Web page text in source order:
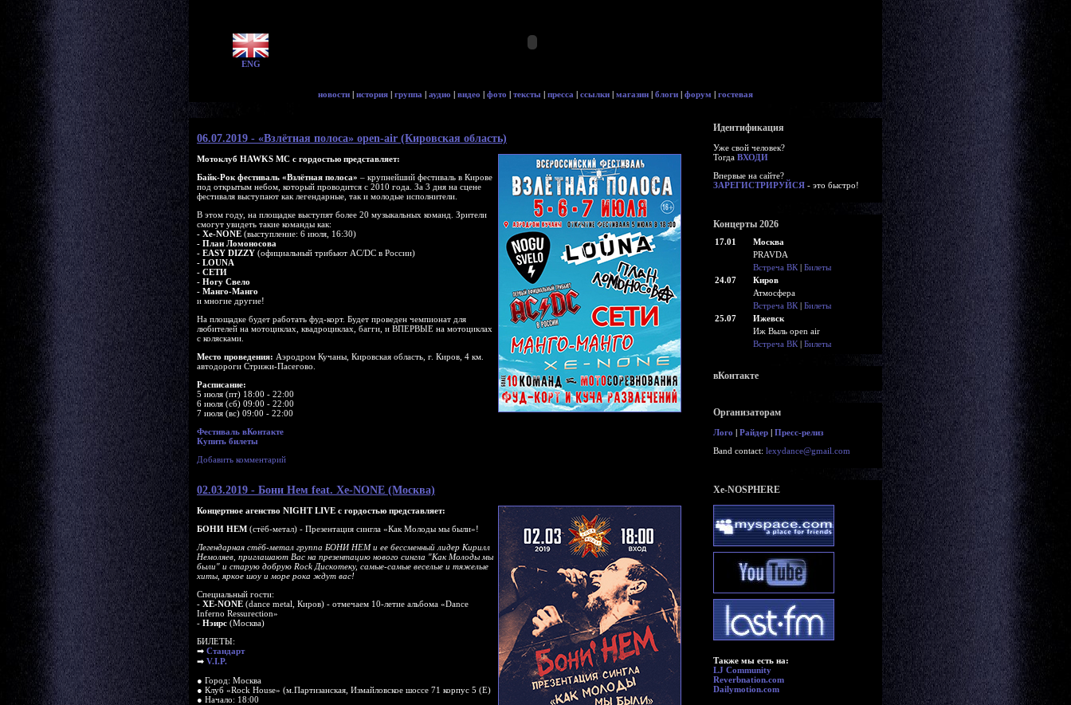
ENG
новости | история | группа | аудио | видео | фото | тексты | пресса | ссылки | магазин | блоги | форум | гостевая
06.07.2019 - «Взлётная полоса» open-air (Кировская область)
Мотоклуб HAWKS МС с гордостью представляет:
Байк-Рок фестиваль «Взлётная полоса» – крупнейший фестиваль в Кирове
под открытым небом, который проводится с 2010 года. За 3 дня на сцене
фестиваля выступают как легендарные, так и молодые исполнители.
В этом году, на площадке выступят более 20 музыкальных команд. Зрители
смогут увидеть такие команды как:
- Xe-NONE (выступление: 6 июля, 16:30)
- План Ломоносова
- EASY DIZZY (официальный трибьют AC/DC в России)
- LOUNA
- СЕТИ
- Ногу Свело
- Манго-Манго
и многие другие!
На площадке будет работать фуд-корт. Будет проведен чемпионат для
любителей на мотоциклах, квадроциклах, багги, и ВПЕРВЫЕ на мотоциклах
с колясками.
Место проведения: Аэродром Кучаны, Кировская область, г. Киров, 4 км.
автодороги Стрижи-Пасегово.
Расписание:
5 июля (пт) 18:00 - 22:00
6 июля (сб) 09:00 - 22:00
7 июля (вс) 09:00 - 22:00
Фестиваль вКонтакте
Купить билеты
Добавить комментарий
02.03.2019 - Бони Нем feat. Xe-NONE (Москва)
Концертное агенство NIGHT LIVE с гордостью представляет:
БОНИ НЕМ (стёб-метал) - Презентация сингла «Как Молоды мы были»!
Легендарная стёб-метал группа БОНИ НЕМ и ее бессменный лидер Кирилл
Немоляев, приглашают Вас на презентацию нового сингла "Как Молоды мы
были" и старую добрую Rock Дискотеку, самые-самые веселые и тяжелые
хиты, яркое шоу и море рока ждут вас!
Специальный гости:
- XE-NONE (dance metal, Киров) - отмечаем 10-летие альбома «Dance
Inferno Ressurection»
- Нэирс (Москва)
БИЛЕТЫ:
➡ Cтандарт
➡ V.I.P.
● Город: Москва
● Клуб «Rock House» (м.Партизанская, Измайловское шоссе 71 корпус 5 (Е)
● Начало: 18:00
Идентификация
Уже свой человек?
Тогда ВХОДИ
Впервые на сайте?
ЗАРЕГИСТРИРУЙСЯ - это быстро!
Концерты 2026
17.01
Москва
PRAVDA
Встреча ВК | Билеты
24.07
Киров
Атмосфера
Встреча ВК | Билеты
25.07
Ижевск
Иж Выль open air
Встреча ВК | Билеты
вКонтакте
Организаторам
Лого | Райдер | Пресс-релиз
Band contact: lexydance@gmail.com
Xe-NOSPHERE
Также мы есть на:
LJ Community
Reverbnation.com
Dailymotion.com